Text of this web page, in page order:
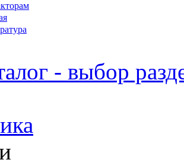
- выбор